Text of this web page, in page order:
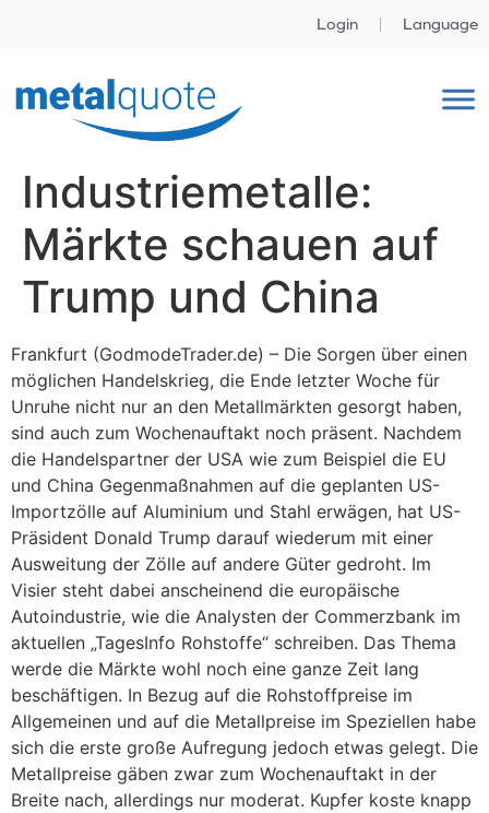
Login Language
Industriemetalle:
Märkte schauen auf
Trump und China
Frankfurt (GodmodeTrader.de) – Die Sorgen über einen
möglichen Handelskrieg, die Ende letzter Woche für
Unruhe nicht nur an den Metallmärkten gesorgt haben,
sind auch zum Wochenauftakt noch präsent. Nachdem
die Handelspartner der USA wie zum Beispiel die EU
und China Gegenmaßnahmen auf die geplanten US-
Importzölle auf Aluminium und Stahl erwägen, hat US-
Präsident Donald Trump darauf wiederum mit einer
Ausweitung der Zölle auf andere Güter gedroht. Im
Visier steht dabei anscheinend die europäische
Autoindustrie, wie die Analysten der Commerzbank im
aktuellen „TagesInfo Rohstoffe“ schreiben. Das Thema
werde die Märkte wohl noch eine ganze Zeit lang
beschäftigen. In Bezug auf die Rohstoffpreise im
Allgemeinen und auf die Metallpreise im Speziellen habe
sich die erste große Aufregung jedoch etwas gelegt. Die
Metallpreise gäben zwar zum Wochenauftakt in der
Breite nach, allerdings nur moderat. Kupfer koste knapp